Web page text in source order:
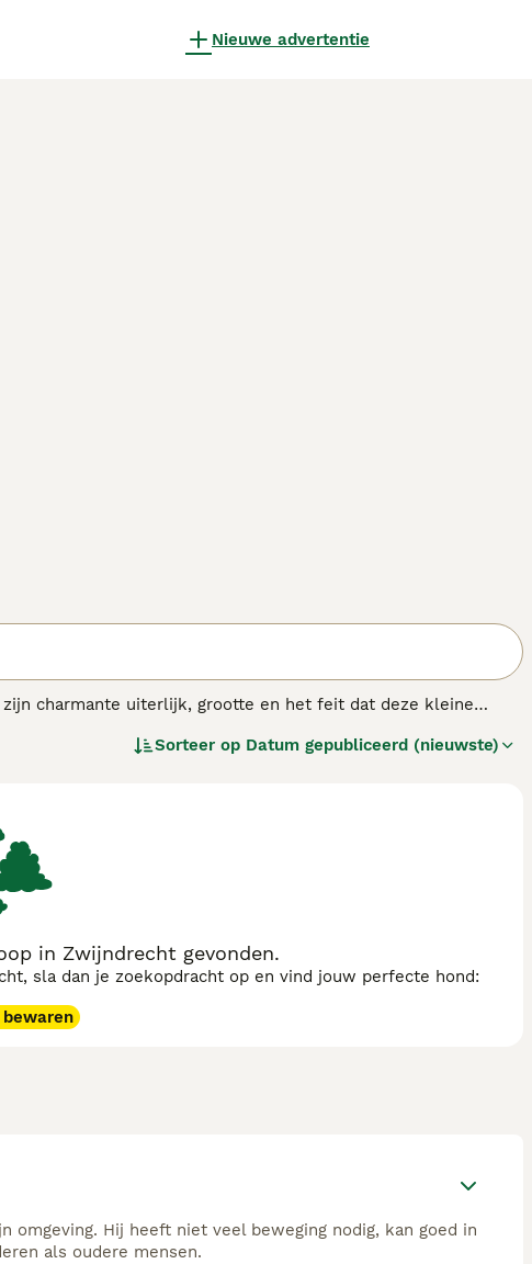
Nieuwe advertentie
charmante uiterlijk, grootte en het feit dat deze kleine
en net zo goed in een groot huis op het platteland kunnen
Sorteer op Datum gepubliceerd (nieuwste)
in Zwijndrecht gevonden.
sla dan je zoekopdracht op en vind jouw perfecte hond:
omgeving. Hij heeft niet veel beweging nodig, kan goed in
als oudere mensen.